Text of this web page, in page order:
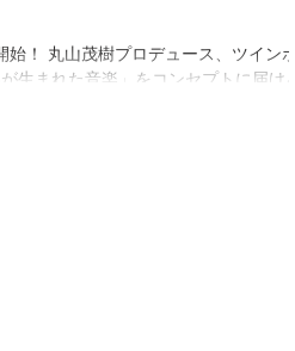
！ 丸山茂樹プロデュース、ツインボ
生まれた音楽」をコンセプトに届ける